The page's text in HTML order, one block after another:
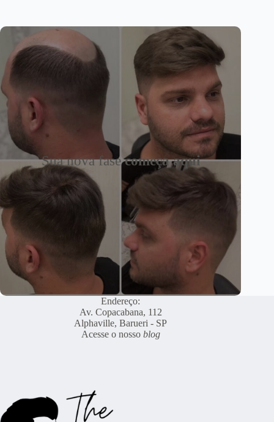
Sua nova fasecomeça aqui
Endereço:
Av. Copacabana, 112
Alphaville, Barueri - SP
Acesse o nosso blog